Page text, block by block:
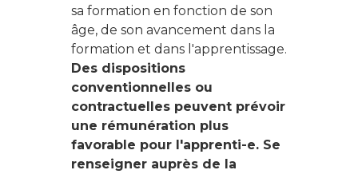
sa formation en fonction de son
âge, de son avancement dans la
formation et dans l'apprentissage.
Des dispositions
conventionnelles ou
contractuelles peuvent prévoir
une rémunération plus
favorable pour l'apprenti-e. Se
renseigner auprès de la